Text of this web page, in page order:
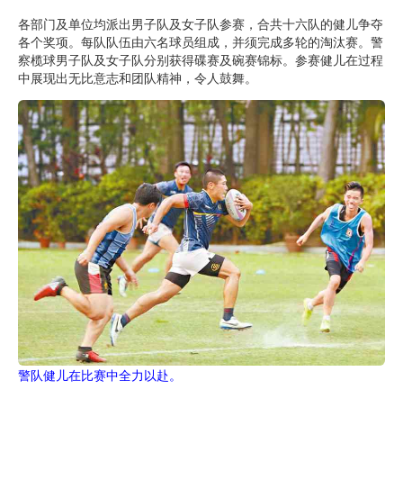
各部门及单位均派出男子队及女子队参赛，合共十六队的健儿争夺
各个奖项。每队队伍由六名球员组成，并须完成多轮的淘汰赛。警
察榄球男子队及女子队分别获得碟赛及碗赛锦标。参赛健儿在过程
中展现出无比意志和团队精神，令人鼓舞。
警队健儿在比赛中全力以赴。